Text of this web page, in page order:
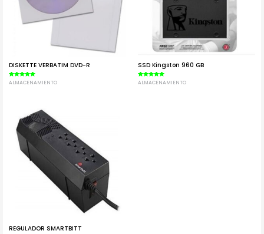
DISKETTE VERBATIM DVD-R
Valorado en
ALMACENAMIENTO
SSD Kingston 960 GB
Valorado en
ALMACENAMIENTO
REGULADOR SMARTBITT